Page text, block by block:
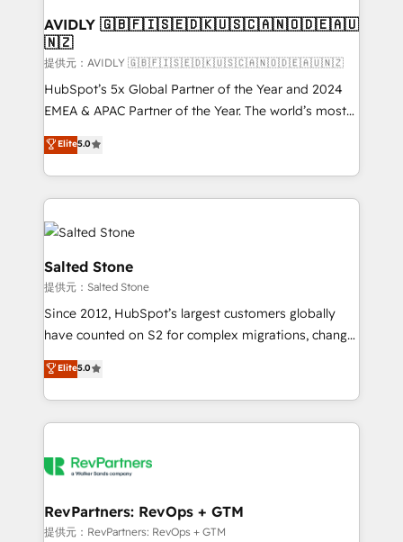
AVIDLY 🇬🇧🇫🇮🇸🇪🇩🇰🇺🇸🇨🇦🇳🇴🇩🇪🇦🇺
🇳🇿
提供元：AVIDLY 🇬🇧🇫🇮🇸🇪🇩🇰🇺🇸🇨🇦🇳🇴🇩🇪🇦🇺🇳🇿
HubSpot’s 5x Global Partner of the Year and 2024
EMEA & APAC Partner of the Year. The world’s most
experienced and fully accredited HubSpot Solutions
Partner. 🚀 With 2,750+ HubSpot projects delivered
and 370+ specialists across EMEA, APAC and NAM,
we de-risk complex CRM programmes and
accelerate ROI across every HubSpot Hub. 🧭 From
multi-region migrations to AI-powered automation,
we turn complexity into clarity, human at global
scale. 🏆 HubSpot’s CEO called us “the partner of the
future.” Others agree it is proof of trust built through
measurable impact.
Elite5.0
Salted Stone
提供元：Salted Stone
Since 2012, HubSpot’s largest customers globally
have counted on S2 for complex migrations, change
management, systems integration, and creative
solutions that deliver measurable impact and
transform brand experiences As one of the few full-
service creative agencies in the HubSpot
winning design to build scalable, globally
marketing campaigns, & RevOps frameworks that
fuel long-term success We connect the entire
Elite5.0
RevPartners: RevOps + GTM
提供元：RevPartners: RevOps + GTM